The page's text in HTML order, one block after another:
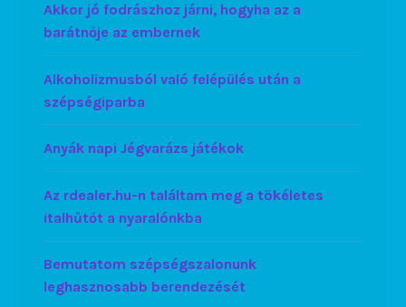
Akkor jó fodrászhoz járni, hogyha az a
barátnője az embernek
Alkoholizmusból való felépülés után a
szépségiparba
Anyák napi Jégvarázs játékok
Az rdealer.hu-n találtam meg a tökéletes
italhűtőt a nyaralónkba
Bemutatom szépségszalonunk
leghasznosabb berendezését